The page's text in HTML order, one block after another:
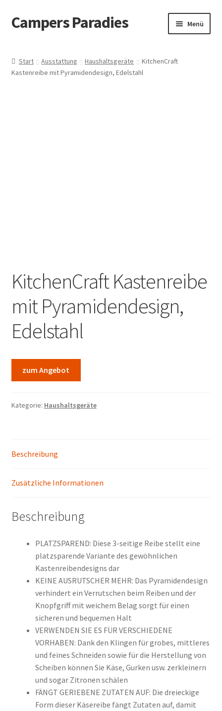
Zur
Navigation
Zum
Inhalt
Campers Paradies Menü
Ausstattung
Start Ausstattung Haushaltsgeräte
KitchenCraft
Kastenreibe mit Pyramidendesign, Edelstahl
KitchenCraft Kastenreibe
mit Pyramidendesign,
Edelstahl
zum Angebot
Kategorie: Haushaltsgeräte
Beschreibung
Zusätzliche Informationen
Beschreibung
PLATZSPAREND: Diese 3-seitige Reibe stellt eine
platzsparende Variante des gewöhnlichen
Kastenreibendesigns dar
KEINE AUSRUTSCHER MEHR: Das Pyramidendesign
verhindert ein Verrutschen beim Reiben und der
Knopfgriff mit weichem Belag sorgt für einen
sicheren und bequemen Halt
VERWENDEN SIE ES FÜR VERSCHIEDENE
VORHABEN: Dank den Klingen für grobes, mittleres
und feines Schneiden sowie für die Herstellung von
Scheiben können Sie Käse, Gurken usw. zerkleinern
und sogar Zitronen schälen
FÄNGT GERIEBENE ZUTATEN AUF: Die dreieckige
Form dieser Käsereibe fängt Zutaten auf, damit